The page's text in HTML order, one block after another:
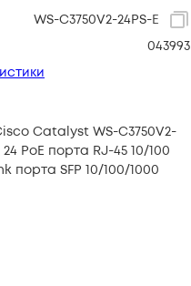
WS-C3750V2-24PS-E
043993
Catalyst WS-C3750V2-
24 PoE порта RJ-45 10/100
порта SFP 10/100/1000